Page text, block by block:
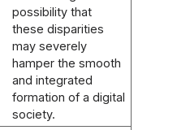
possibility that
these disparities
may severely
hamper the smooth
and integrated
formation of a digital
society.